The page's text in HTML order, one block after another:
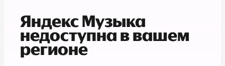
Яндекс Музыка
недоступна в вашем
регионе